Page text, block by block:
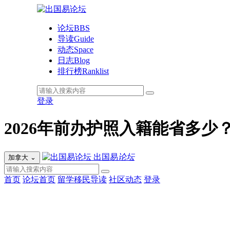
论坛BBS
导读Guide
动态Space
日志Blog
排行榜Ranklist
登录
2026年前办护照入籍能省多少
加拿大 ⌄ 出国易论坛
首页 论坛首页 留学移民导读 社区动态 登录